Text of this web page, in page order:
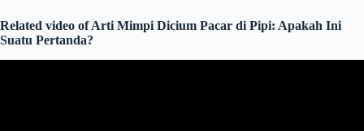
Related video of Arti Mimpi Dicium Pacar di Pipi: Apakah Ini
Suatu Pertanda?